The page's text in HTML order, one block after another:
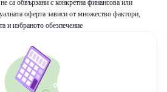
са обвързани с конкретна финансова или
оферта зависи от множество фактори,
и избраното обезпечение